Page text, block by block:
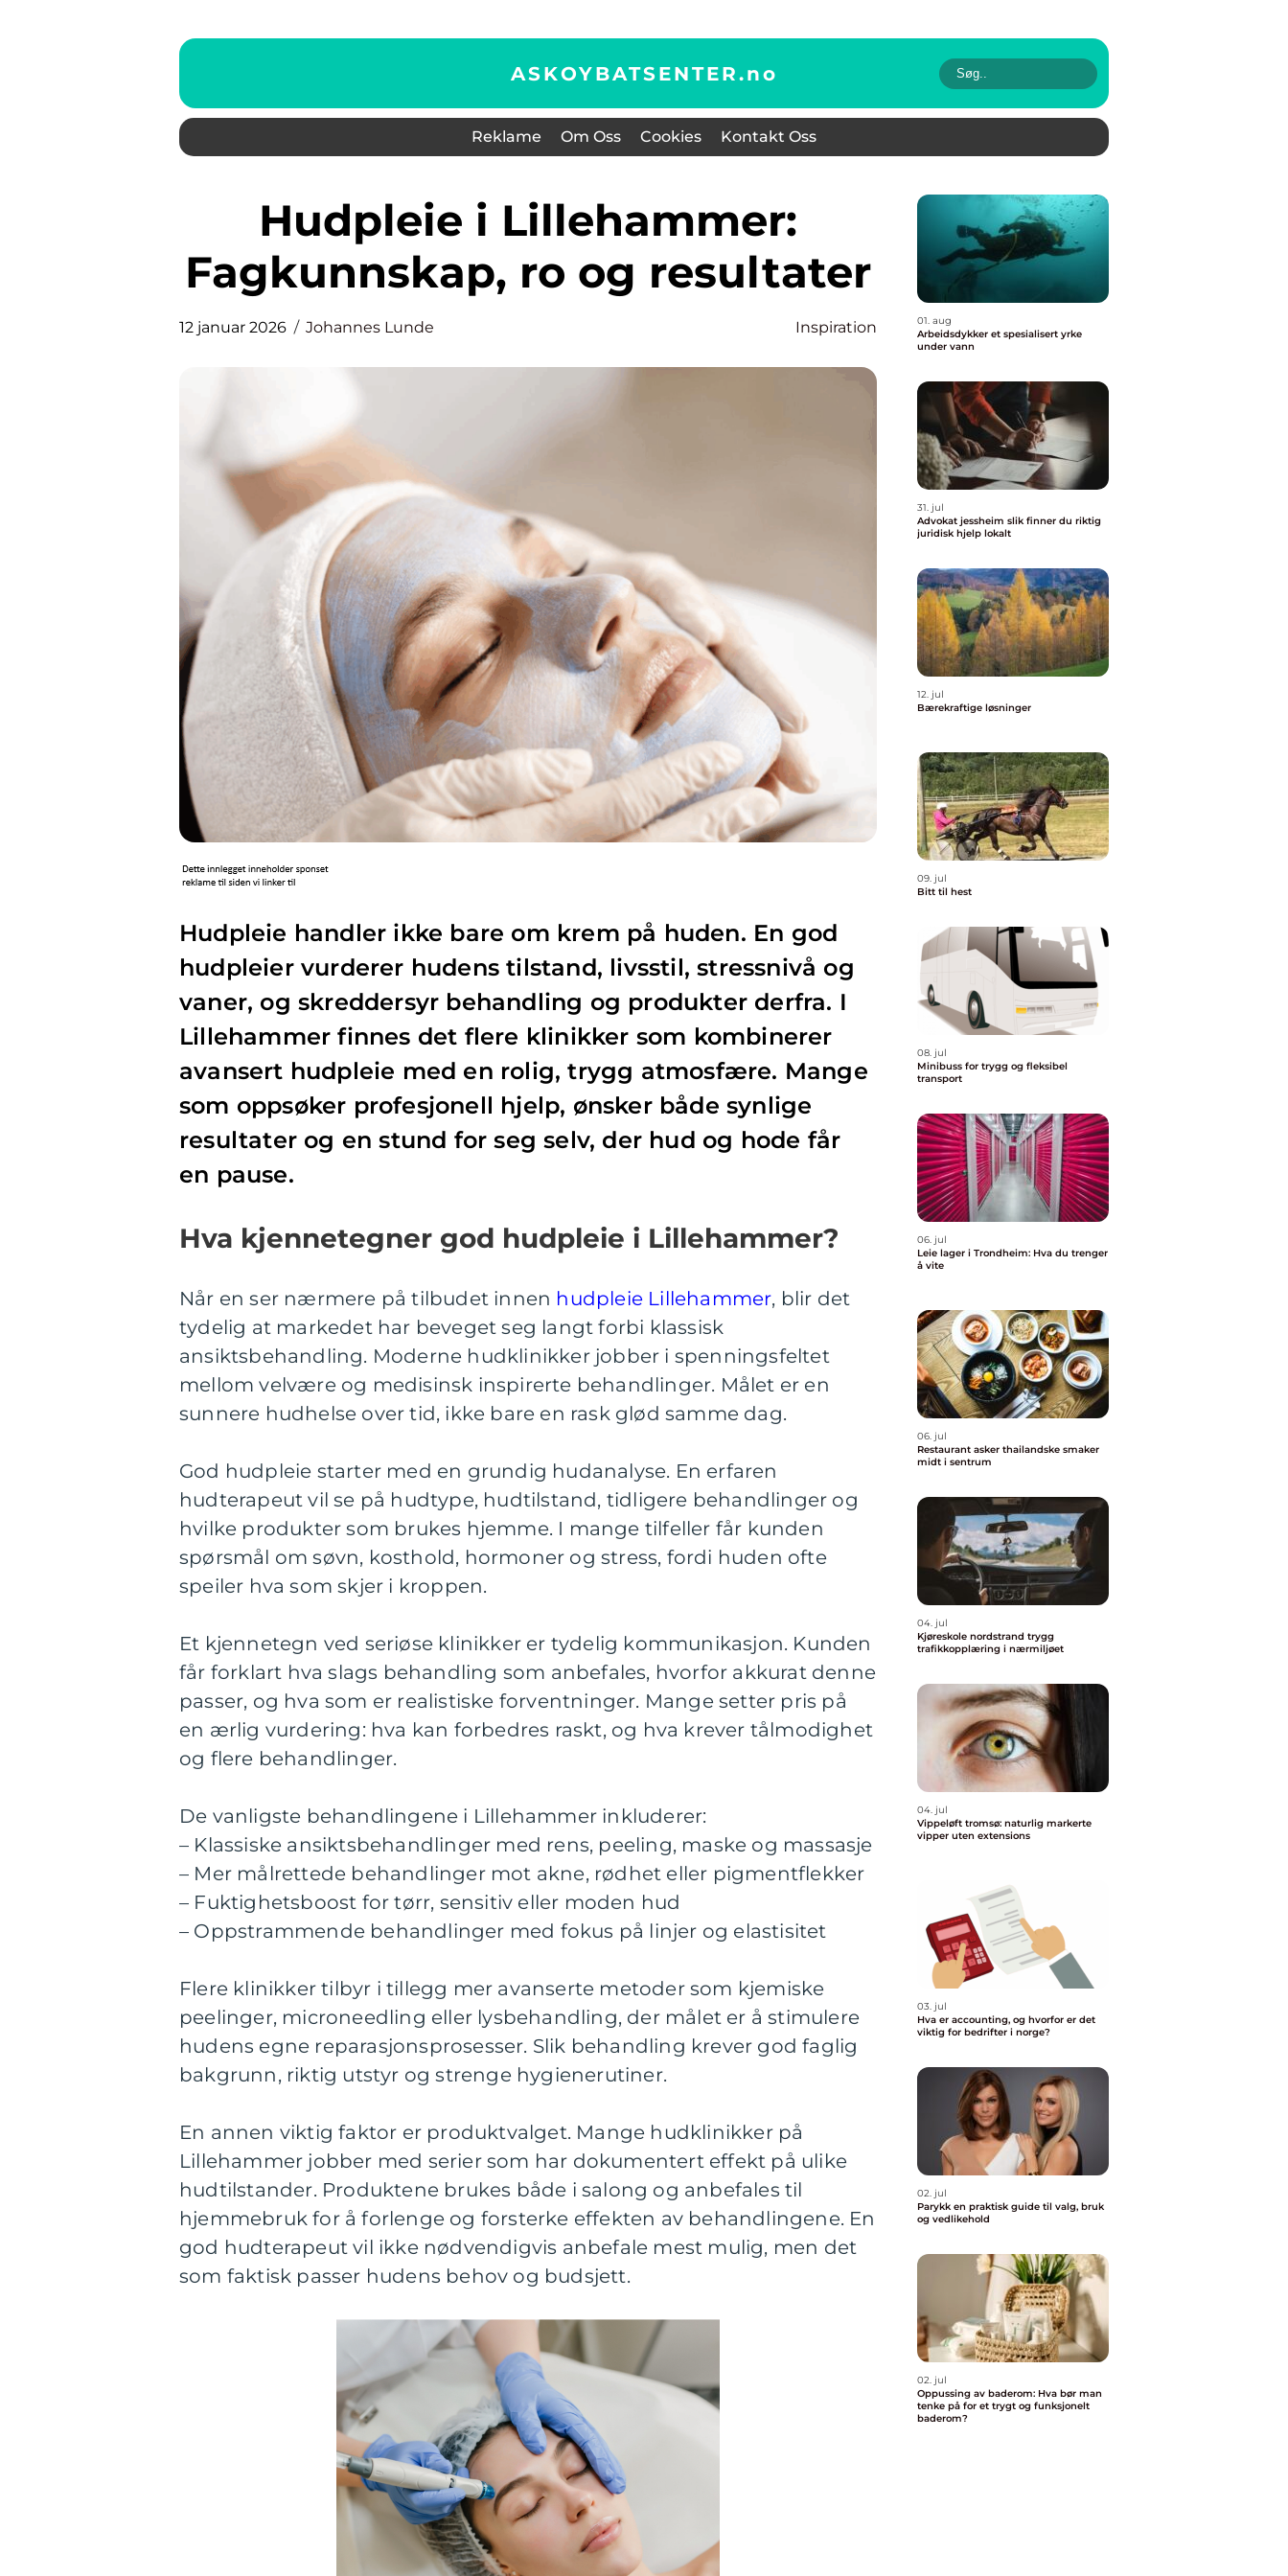
ASKOYBATSENTER.no
Reklame Om Oss Cookies Kontakt Oss
Hudpleie i Lillehammer:
Fagkunnskap, ro og resultater
12 januar 2026 Johannes Lunde Inspiration
Hudpleie handler ikke bare om krem på huden. En god
hudpleier vurderer hudens tilstand, livsstil, stressnivå og
vaner, og skreddersyr behandling og produkter derfra. I
Lillehammer finnes det flere klinikker som kombinerer
avansert hudpleie med en rolig, trygg atmosfære. Mange
som oppsøker profesjonell hjelp, ønsker både synlige
resultater og en stund for seg selv, der hud og hode får
en pause.
Hva kjennetegner god hudpleie i Lillehammer?
Når en ser nærmere på tilbudet innen hudpleie Lillehammer, blir det
tydelig at markedet har beveget seg langt forbi klassisk
ansiktsbehandling. Moderne hudklinikker jobber i spenningsfeltet
mellom velvære og medisinsk inspirerte behandlinger. Målet er en
sunnere hudhelse over tid, ikke bare en rask glød samme dag.
God hudpleie starter med en grundig hudanalyse. En erfaren
hudterapeut vil se på hudtype, hudtilstand, tidligere behandlinger og
hvilke produkter som brukes hjemme. I mange tilfeller får kunden
spørsmål om søvn, kosthold, hormoner og stress, fordi huden ofte
speiler hva som skjer i kroppen.
Et kjennetegn ved seriøse klinikker er tydelig kommunikasjon. Kunden
får forklart hva slags behandling som anbefales, hvorfor akkurat denne
passer, og hva som er realistiske forventninger. Mange setter pris på
en ærlig vurdering: hva kan forbedres raskt, og hva krever tålmodighet
og flere behandlinger.
De vanligste behandlingene i Lillehammer inkluderer:
– Klassiske ansiktsbehandlinger med rens, peeling, maske og massasje
– Mer målrettede behandlinger mot akne, rødhet eller pigmentflekker
– Fuktighetsboost for tørr, sensitiv eller moden hud
– Oppstrammende behandlinger med fokus på linjer og elastisitet
Flere klinikker tilbyr i tillegg mer avanserte metoder som kjemiske
peelinger, microneedling eller lysbehandling, der målet er å stimulere
hudens egne reparasjonsprosesser. Slik behandling krever god faglig
bakgrunn, riktig utstyr og strenge hygienerutiner.
En annen viktig faktor er produktvalget. Mange hudklinikker på
Lillehammer jobber med serier som har dokumentert effekt på ulike
hudtilstander. Produktene brukes både i salong og anbefales til
hjemmebruk for å forlenge og forsterke effekten av behandlingene. En
god hudterapeut vil ikke nødvendigvis anbefale mest mulig, men det
som faktisk passer hudens behov og budsjett.
01. aug
Arbeidsdykker et spesialisert yrke
under vann
31. jul
Advokat jessheim slik finner du riktig
juridisk hjelp lokalt
12. jul
Bærekraftige løsninger
09. jul
Bitt til hest
08. jul
Minibuss for trygg og fleksibel
transport
06. jul
Leie lager i Trondheim: Hva du trenger
å vite
06. jul
Restaurant asker thailandske smaker
midt i sentrum
04. jul
Kjøreskole nordstrand trygg
trafikkopplæring i nærmiljøet
04. jul
Vippeløft tromsø: naturlig markerte
vipper uten extensions
03. jul
Hva er accounting, og hvorfor er det
viktig for bedrifter i norge?
02. jul
Parykk en praktisk guide til valg, bruk
og vedlikehold
02. jul
Oppussing av baderom: Hva bør man
tenke på for et trygt og funksjonelt
baderom?